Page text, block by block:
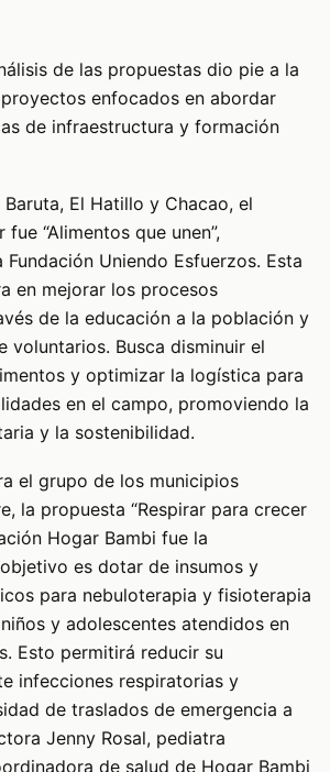
de las propuestas dio pie a la
enfocados en abordar
de infraestructura y formación
El Hatillo y Chacao, el
“Alimentos que unen”,
Uniendo Esfuerzos. Esta
en mejorar los procesos
de la educación a la población y
voluntarios. Busca disminuir el
y optimizar la logística para
en el campo, promoviendo la
y la sostenibilidad.
el grupo de los municipios
la propuesta “Respirar para crecer
Hogar Bambi fue la
es dotar de insumos y
para nebuloterapia y fisioterapia
y adolescentes atendidos en
Esto permitirá reducir su
infecciones respiratorias y
de traslados de emergencia a
Jenny Rosal, pediatra
de salud de Hogar Bambi